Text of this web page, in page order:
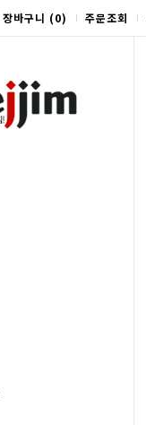
장바구니 (0) 주문조회